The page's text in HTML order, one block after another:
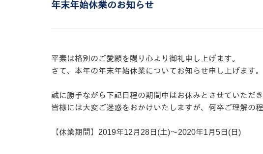
年末年始休業のお知らせ
平素は格別のご愛顧を賜り心より御礼申し上げます。
さて、本年の年末年始休業についてお知らせ申し上げます。
誠に勝手ながら下記日程の期間中はお休みとさせていただき
皆様には大変ご迷惑をおかけいたしますが、何卒ご理解の
【休業期間】2019年12月28日(土)～2020年1月5日(日)